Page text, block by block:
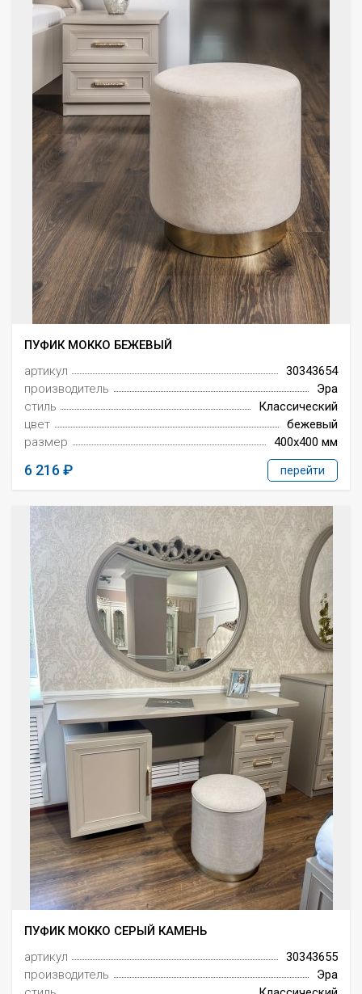
ПУФИК МОККО БЕЖЕВЫЙ
артикул
30343654
производитель
Эра
стиль
Классический
цвет
бежевый
размер
400x400 мм
6 216 перейти
ПУФИК МОККО СЕРЫЙ КАМЕНЬ
артикул
30343655
производитель
Эра